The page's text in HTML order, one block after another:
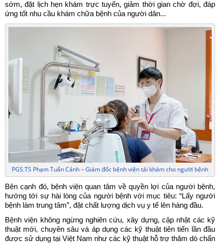
sớm, đặt lịch hẹn khám trực tuyến, giảm thời gian chờ đợi, đáp
ứng tốt nhu cầu khám chữa bệnh của người dân...
PGS.TS Phạm Tuấn Cảnh – Giám đốc bệnh viện tái khám cho người bệnh
Bên cạnh đó, bệnh viện quan tâm về quyền lợi của người bệnh,
hướng tới sự hài lòng của người bệnh với mục tiêu: “Lấy người
bệnh làm trung tâm”, đặt chất lượng dịch vụ y tế lên hàng đầu.
Bệnh viện không ngừng nghiên cứu, xây dựng, cập nhật các kỹ
thuật mới, chuyên sâu và áp dụng các kỹ thuật tiên tiến lần đầu
được sử dụng tại Việt Nam như các kỹ thuật hỗ trợ thăm dò chẩn